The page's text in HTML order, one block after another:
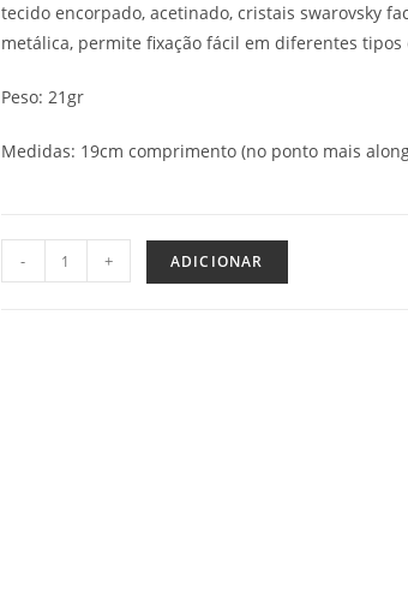
tecido encorpado, acetinado, cristais swarovsky
metálica, permite fixação fácil em diferentes tipos
Peso: 21gr
Medidas: 19cm comprimento (no ponto mais
- + ADICIONAR